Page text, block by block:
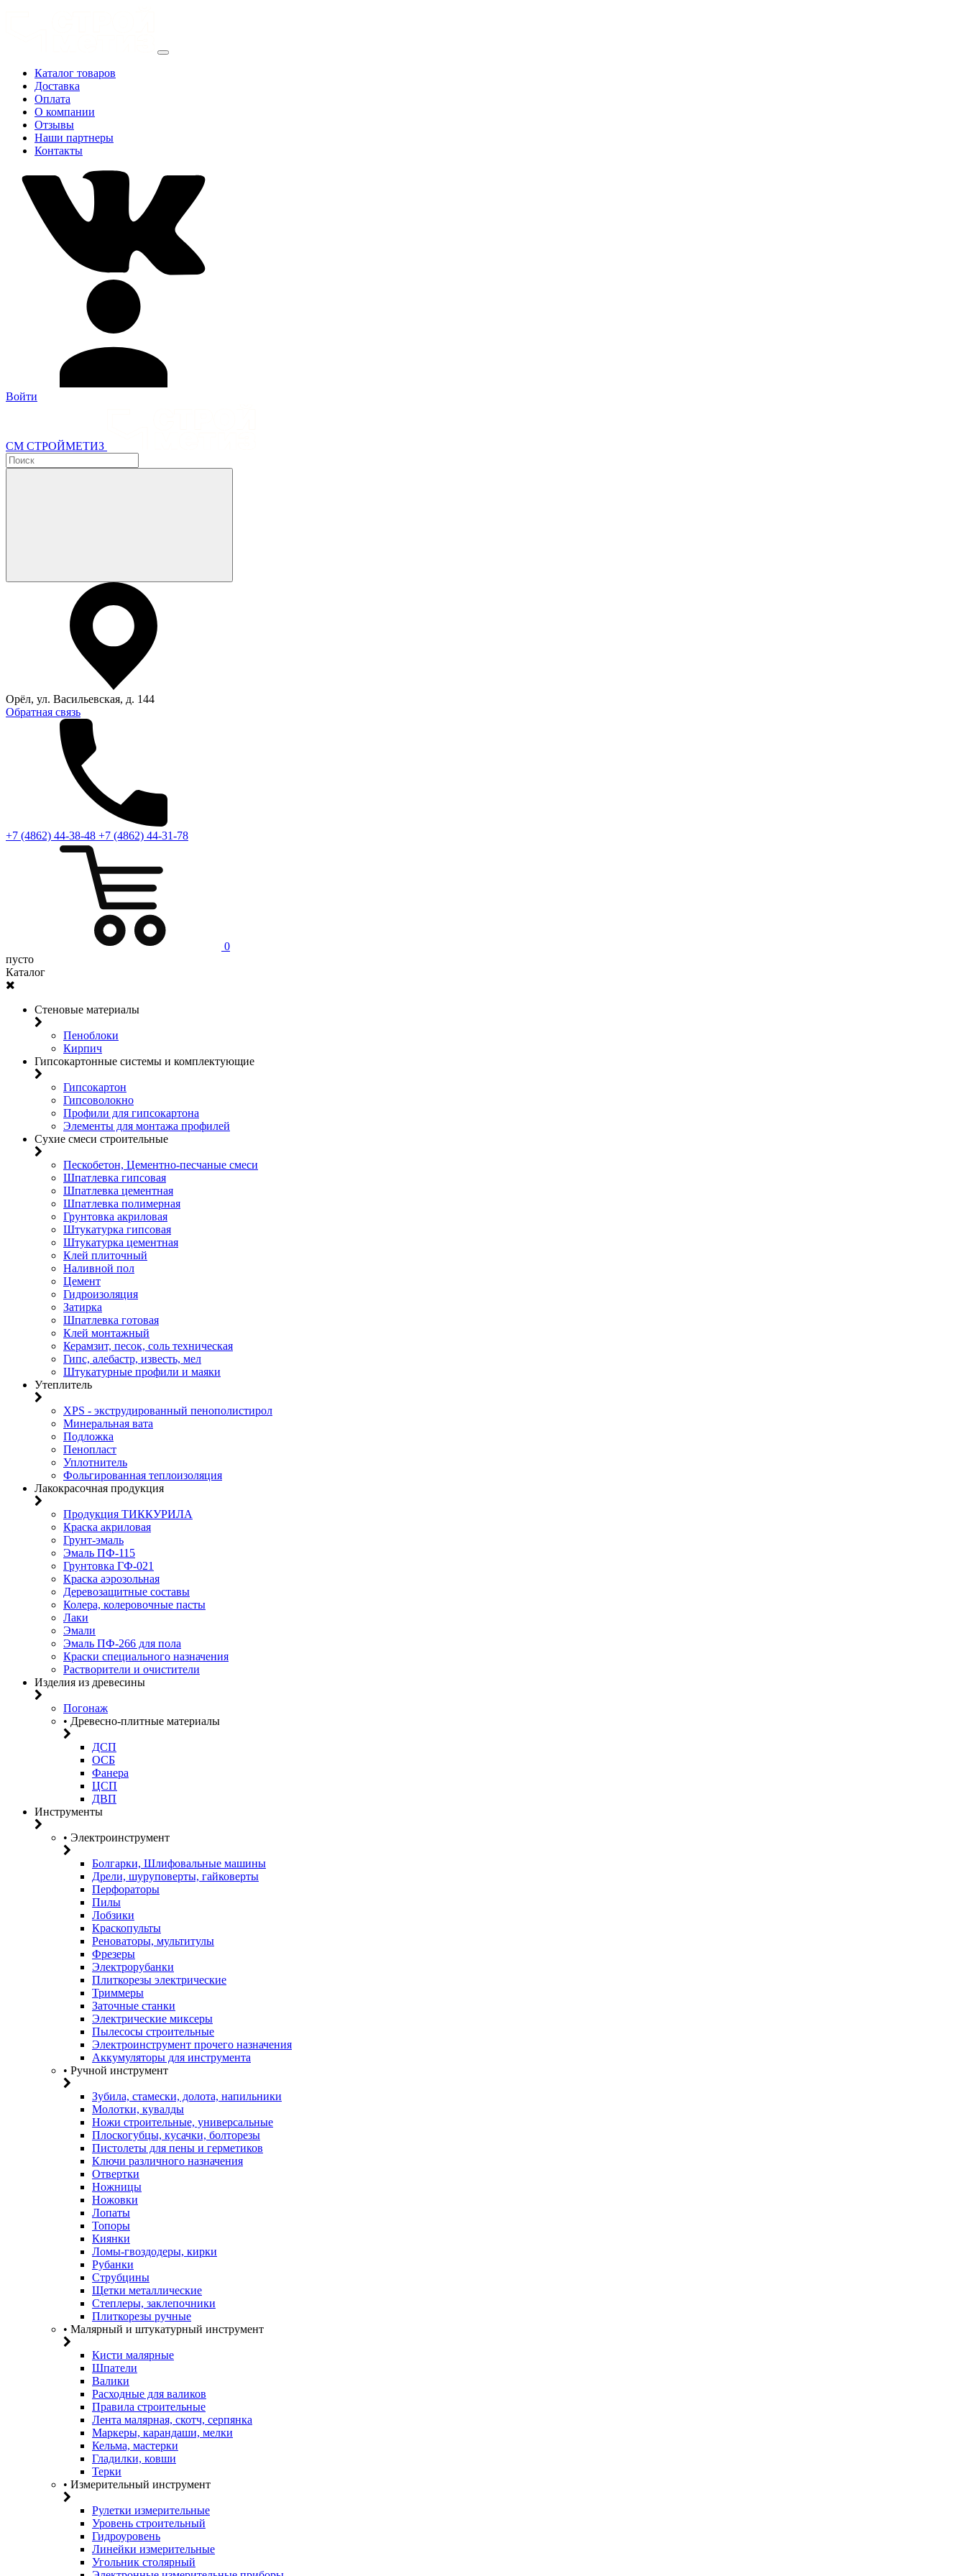
Каталог товаров
Доставка
Оплата
О компании
Отзывы
Наши партнеры
Контакты
Войти
СМ СТРОЙМЕТИЗ
Орёл, ул. Васильевская, д. 144
Обратная связь
+7 (4862) 44-38-48 +7 (4862) 44-31-78
0
пусто
Каталог
Стеновые материалы
Пеноблоки
Кирпич
Гипсокартонные системы и комплектующие
Гипсокартон
Гипсоволокно
Профили для гипсокартона
Элементы для монтажа профилей
Сухие смеси строительные
Пескобетон, Цементно-песчаные смеси
Шпатлевка гипсовая
Шпатлевка цементная
Шпатлевка полимерная
Грунтовка акриловая
Штукатурка гипсовая
Штукатурка цементная
Клей плиточный
Наливной пол
Цемент
Гидроизоляция
Затирка
Шпатлевка готовая
Клей монтажный
Керамзит, песок, соль техническая
Гипс, алебастр, известь, мел
Штукатурные профили и маяки
Утеплитель
XPS - экструдированный пенополистирол
Минеральная вата
Подложка
Пенопласт
Уплотнитель
Фольгированная теплоизоляция
Лакокрасочная продукция
Продукция ТИККУРИЛА
Краска акриловая
Грунт-эмаль
Эмаль ПФ-115
Грунтовка ГФ-021
Краска аэрозольная
Деревозащитные составы
Колера, колеровочные пасты
Лаки
Эмали
Эмаль ПФ-266 для пола
Краски специального назначения
Растворители и очистители
Изделия из древесины
Погонаж
• Древесно-плитные материалы
ДСП
ОСБ
Фанера
ЦСП
ДВП
Инструменты
• Электроинструмент
Болгарки, Шлифовальные машины
Дрели, шуруповерты, гайковерты
Перфораторы
Пилы
Лобзики
Краскопульты
Реноваторы, мультитулы
Фрезеры
Электрорубанки
Плиткорезы электрические
Триммеры
Заточные станки
Электрические миксеры
Пылесосы строительные
Электроинструмент прочего назначения
Аккумуляторы для инструмента
• Ручной инструмент
Зубила, стамески, долота, напильники
Молотки, кувалды
Ножи строительные, универсальные
Плоскогубцы, кусачки, болторезы
Пистолеты для пены и герметиков
Ключи различного назначения
Отвертки
Ножницы
Ножовки
Лопаты
Топоры
Киянки
Ломы-гвоздодеры, кирки
Рубанки
Струбцины
Щетки металлические
Степлеры, заклепочники
Плиткорезы ручные
• Малярный и штукатурный инструмент
Кисти малярные
Шпатели
Валики
Расходные для валиков
Правила строительные
Лента малярная, скотч, серпянка
Маркеры, карандаши, мелки
Кельма, мастерки
Гладилки, ковши
Терки
• Измерительный инструмент
Рулетки измерительные
Уровень строительный
Гидроуровень
Линейки измерительные
Угольник столярный